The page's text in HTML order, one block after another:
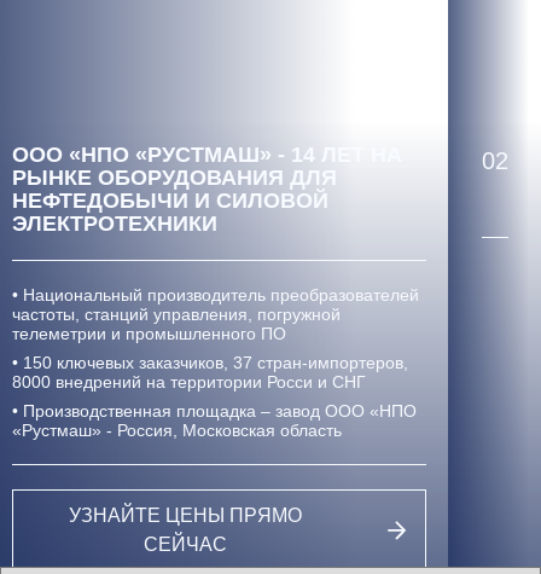
ООО «НПО «РУСТМАШ» - 14 ЛЕТ НА
РЫНКЕ ОБОРУДОВАНИЯ ДЛЯ
НЕФТЕДОБЫЧИ И СИЛОВОЙ
ЭЛЕКТРОТЕХНИКИ
• Национальный производитель преобразователей
частоты, станций управления, погружной
телеметрии и промышленного ПО
• 150 ключевых заказчиков, 37 стран-импортеров,
8000 внедрений на территории Росси и СНГ
• Производственная площадка – завод ООО «НПО
«Рустмаш» - Россия, Московская область
УЗНАЙТЕ ЦЕНЫ ПРЯМО
СЕЙЧАС
02